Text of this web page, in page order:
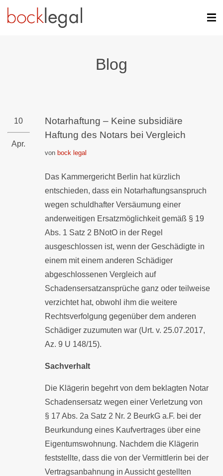
Blog
10
Apr.
Notarhaftung – Keine subsidiäre
Haftung des Notars bei Vergleich
von bock legal
Das Kammergericht Berlin hat kürzlich
entschieden, dass ein Notarhaftungsanspruch
wegen schuldhafter Versäumung einer
anderweitigen Ersatzmöglichkeit gemäß § 19
Abs. 1 Satz 2 BNotO in der Regel
ausgeschlossen ist, wenn der Geschädigte in
einem mit einem anderen Schädiger
abgeschlossenen Vergleich auf
Schadensersatzansprüche ganz oder teilweise
verzichtet hat, obwohl ihm die weitere
Rechtsverfolgung gegenüber dem anderen
Schädiger zuzumuten war (Urt. v. 25.07.2017,
Az. 9 U 148/15).
Sachverhalt
Die Klägerin begehrt von dem beklagten Notar
Schadensersatz wegen einer Verletzung von
§ 17 Abs. 2a Satz 2 Nr. 2 BeurkG a.F. bei der
Beurkundung eines Kaufvertrages über eine
Eigentumswohnung. Nachdem die Klägerin
feststellte, dass die von der Vermittlerin bei der
Vertragsanbahnung in Aussicht gestellten